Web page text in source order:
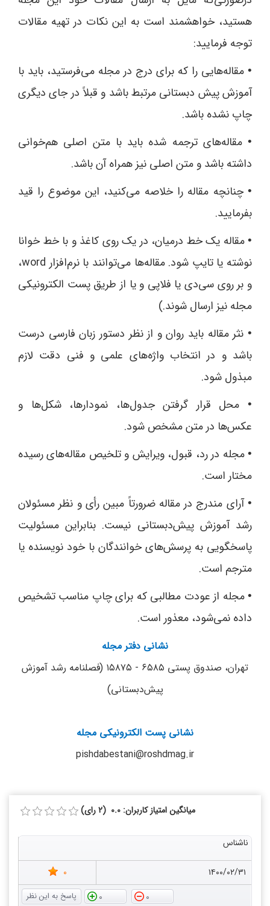
هستید، خواهشمند است به این نکات در تهیه‌ مقالات
توجه فرمایید:
• مقاله‌هایی را که برای درج در مجله می‌فرستید، باید با
آموزش پیش دبستانی مرتبط باشد و قبلاً در جای دیگری
چاپ نشده باشد.
• مقاله‌های ترجمه شده باید با متن اصلی هم‌خوانی
داشته باشد و متن اصلی نیز همراه آن باشد.
• چنانچه مقاله را خلاصه می‌کنید، این موضوع را قید
بفرمایید.
• مقاله یک خط درمیان، در یک روی کاغذ و با خط خوانا
نوشته یا تایپ شود. مقاله‌ها می‌توانند با نرم‌افزار word،
و بر روی سی‌دی یا فلاپی و یا از طریق پست الکترونیکی
مجله نیز ارسال شوند.)
• نثر مقاله باید روان و از نظر دستور زبان فارسی درست
باشد و در انتخاب واژه‌های علمی و فنی دقت لازم
مبذول شود.
•
محل قرار گرفتن جدول‌ها، نمودارها، شکل‌ها و
عکس‌ها در متن مشخص شود.
• مجله در رد، قبول، ویرایش و تلخیص مقاله‌های رسیده
مختار است.
• آرای مندرج در مقاله ضرورتاً مبین رأی و نظر مسئولان
رشد آموزش پیش‌دبستانی نیست. بنابراین مسئولیت
پاسخگویی به پرسش‌های خوانندگان با خود نویسنده یا
مترجم است.
• مجله از عودت مطالبی که برای چاپ مناسب تشخیص
داده نمی‌شود، معذور است.
نشانی دفتر مجله
تهران، صندوق پستی ۶۵۸۵ - ۱۵۸۷۵ (فصلنامه‌ رشد آموزش
پیش‌دبستانی)
نشانی پست الکترونیکی مجله
pishdabestani@roshdmag.ir
میانگین امتیاز کاربران: 0.0 (2 رای)
ناشناس
۱۴۰۰/۰۲/۳۱
0
0
0